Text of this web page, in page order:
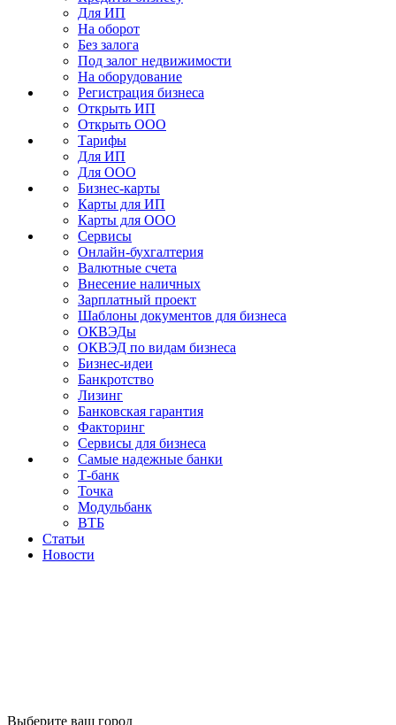
Для ИП
На оборот
Без залога
Под залог недвижимости
На оборудование
Регистрация бизнеса
Открыть ИП
Открыть ООО
Тарифы
Для ИП
Для ООО
Бизнес-карты
Карты для ИП
Карты для ООО
Сервисы
Онлайн-бухгалтерия
Валютные счета
Внесение наличных
Зарплатный проект
Шаблоны документов для бизнеса
ОКВЭДы
ОКВЭД по видам бизнеса
Бизнес-идеи
Банкротство
Лизинг
Банковская гарантия
Факторинг
Сервисы для бизнеса
Самые надежные банки
Т-банк
Точка
Модульбанк
ВТБ
Статьи
Новости
Выберите ваш город